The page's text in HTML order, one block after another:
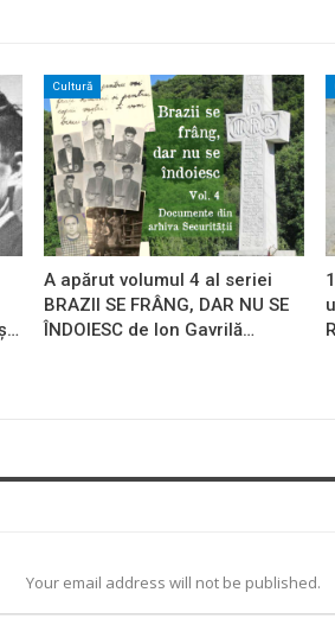
Cultură
A apărut volumul 4 al seriei
BRAZII SE FRÂNG, DAR NU SE
ÎNDOIESC de Ion Gavrilă…
Your email address will not be published.